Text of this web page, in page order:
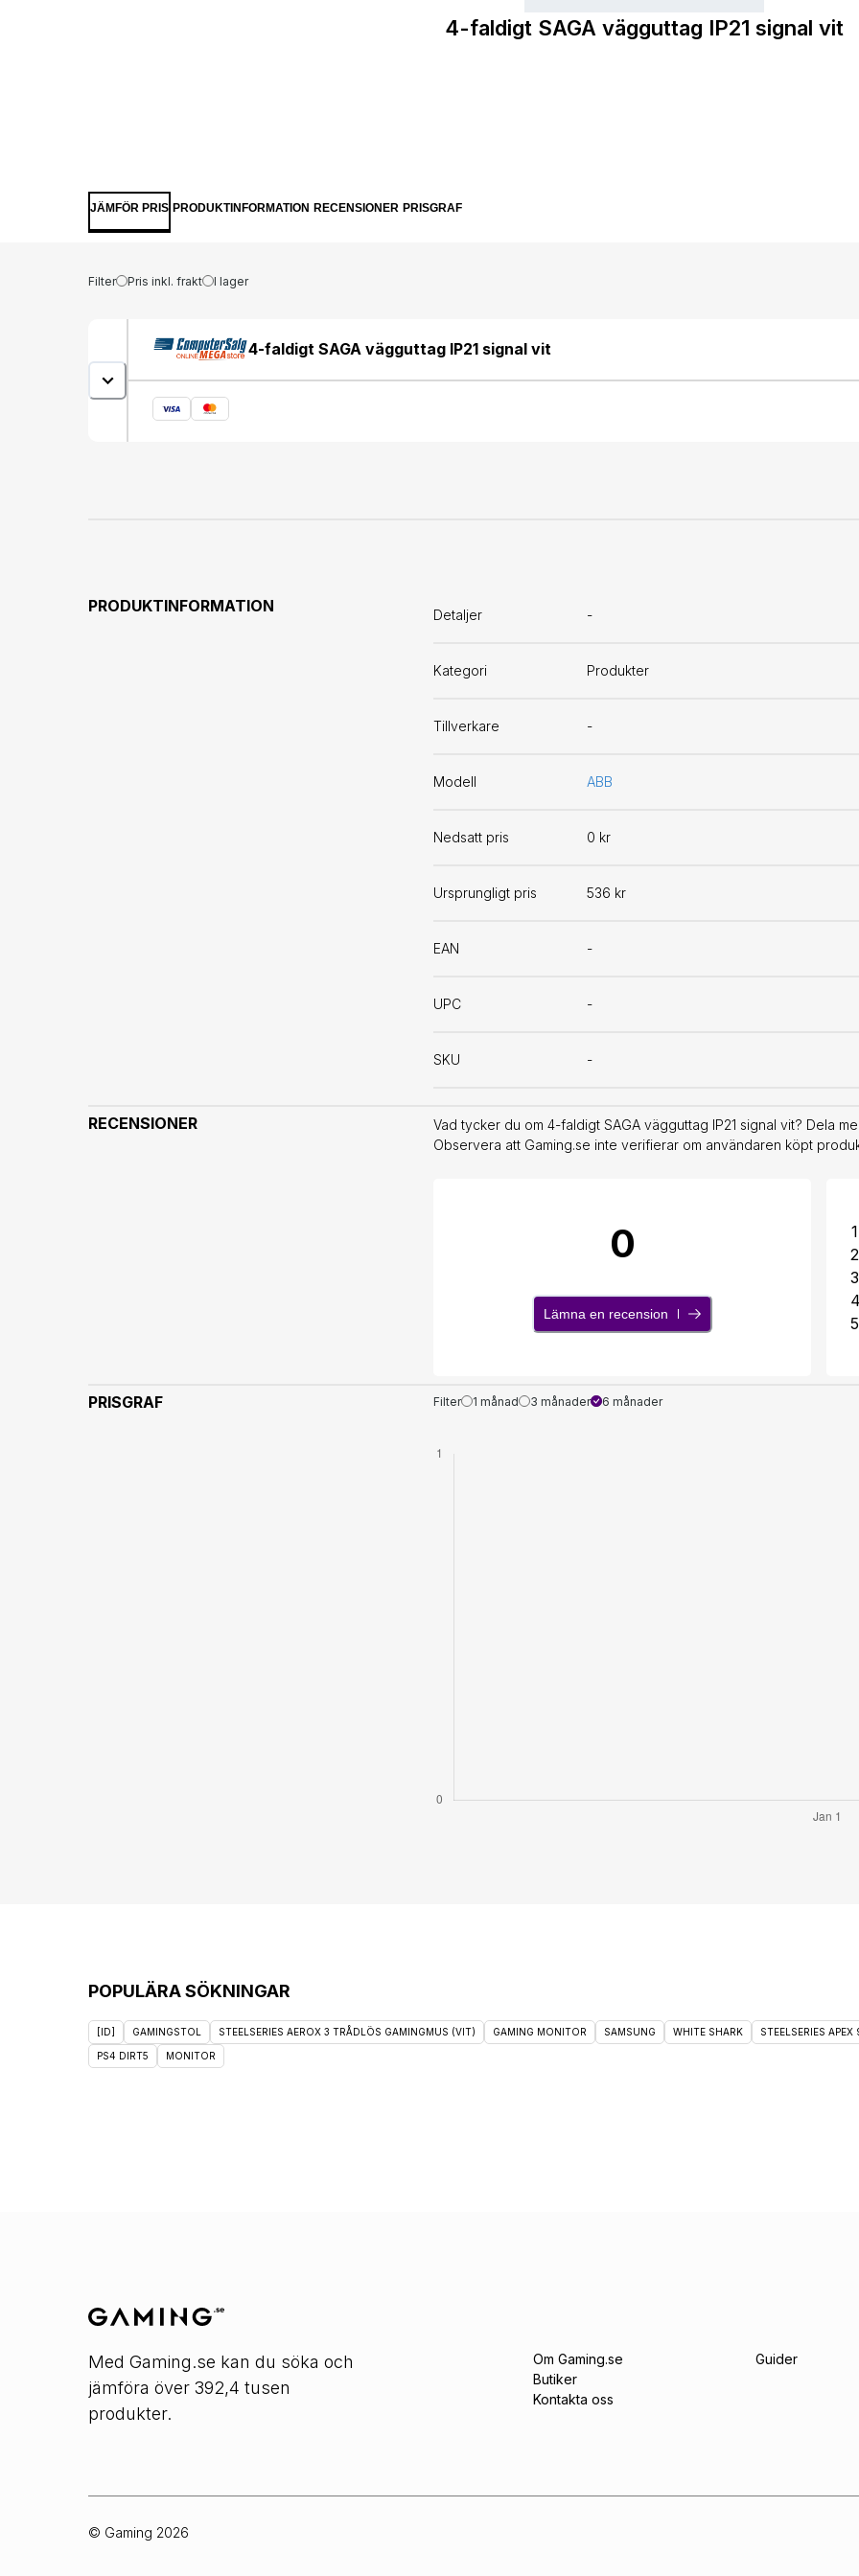
4-faldigt SAGA vägguttag IP21 signal vit
JÄMFÖR PRIS PRODUKTINFORMATION RECENSIONER PRISGRAF
Filter Pris inkl. frakt I lager
4-faldigt SAGA vägguttag IP21 signal vit
PRODUKTINFORMATION
Detaljer -
Kategori Produkter
Tillverkare -
Modell ABB
Nedsatt pris 0 kr
Ursprungligt pris 536 kr
EAN -
UPC -
SKU -
RECENSIONER
Vad tycker du om 4-faldigt SAGA vägguttag IP21 signal vit? Dela
Observera att Gaming.se inte verifierar om användaren köpt
0
Lämna en recension
1
2
3
4
5
PRISGRAF Filter 1 månad 3 månader 6 månader
POPULÄRA SÖKNINGAR
[ID] GAMINGSTOL STEELSERIES AEROX 3 TRÅDLÖS GAMINGMUS (VIT) GAMING MONITOR SAMSUNG WHITE SHARK STEELSERIES
PS4 DIRT5 MONITOR
Med Gaming.se kan du söka och
jämföra över 392,4 tusen
produkter.
Om Gaming.se
Butiker
Kontakta oss
Guider
© Gaming 2026